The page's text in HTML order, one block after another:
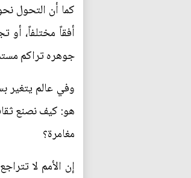
كما أن التحول
أفقاً مختلفاً،
جوهره تراكم
وفي عالم يتغير
هو: كيف نصنع
مغامرة؟
إن الأمم لا